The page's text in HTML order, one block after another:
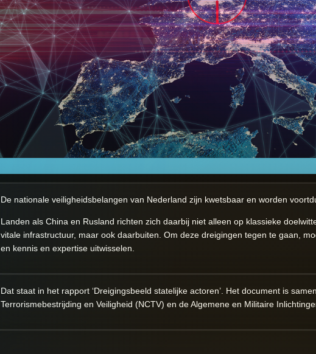
De nationale veiligheidsbelangen van Nederland zijn kwetsbaar en worden
Landen als China en Rusland richten zich daarbij niet alleen op klassieke
vitale infrastructuur, maar ook daarbuiten. Om deze dreigingen tegen te gaan,
en kennis en expertise uitwisselen.
Dat staat in het rapport ‘Dreigingsbeeld statelijke actoren’. Het document is
Terrorismebestrijding en Veiligheid (NCTV) en de Algemene en Militaire